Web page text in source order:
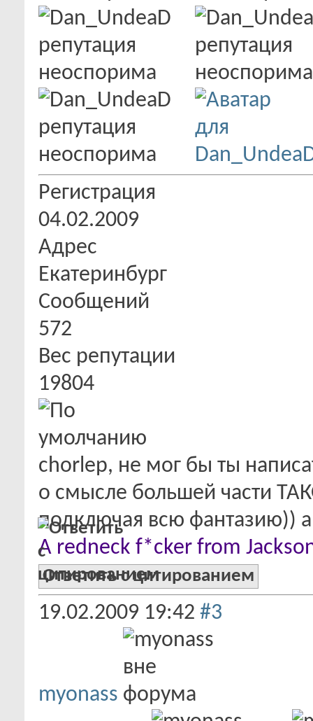
Регистрация
04.02.2009
Адрес
Екатеринбург
Сообщений
572
Вес репутации
19804
chorlep, не мог бы ты
о смысле большей части
подключая всю фантазию))
A redneck f*cker from
Ответить с цитированием
19.02.2009 19:42 #3
myonass